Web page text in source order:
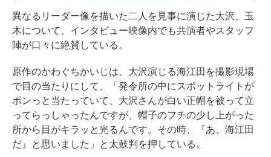
異なるリーダー像を描いた二人を見事に演じた大沢、玉
木について、インタビュー映像内でも共演者やスタッフ
陣が口々に絶賛している。
原作のかわぐちかいじは、大沢演じる海江田を撮影現場
で目の当たりにして、「発令所の中にスポットライトが
ポンっと当たっていて、大沢さんが白い正帽を被って立
ってらっしゃったんですが、帽子のフチの少し上がった
所から目がキラッと光るんです。その時、『あ、海江田
だ』と思いました」と太鼓判を押している。